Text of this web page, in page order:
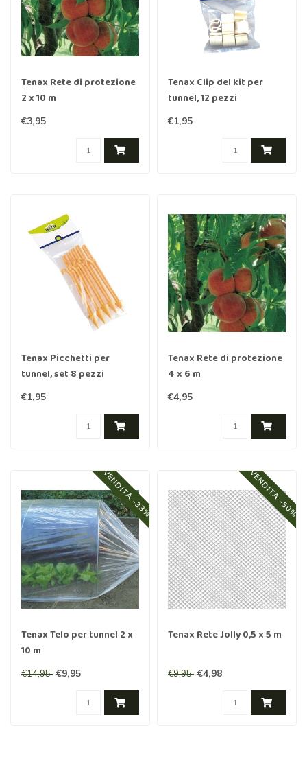
Tenax Rete di protezione
2 x 10 m
€3,95
Tenax Clip del kit per
tunnel, 12 pezzi
€1,95
Tenax Picchetti per
tunnel, set 8 pezzi
€1,95
Tenax Rete di protezione
4 x 6 m
€4,95
VENDITA -33%
Tenax Telo per tunnel 2 x
10 m
€14,95 €9,95
VENDITA -50%
Tenax Rete Jolly 0,5 x 5 m
€9,95 €4,98